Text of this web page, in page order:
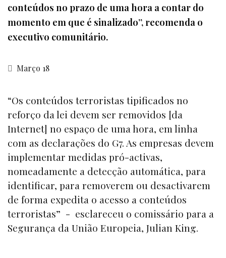
conteúdos no prazo de uma hora a contar do
momento em que é sinalizado”, recomenda o
executivo comunitário.
Março 18
“Os conteúdos terroristas tipificados no
reforço da lei devem ser removidos [da
Internet] no espaço de uma hora, em linha
com as declarações do G7. As empresas devem
implementar medidas pró-activas,
nomeadamente a detecção automática, para
identificar, para removerem ou desactivarem
de forma expedita o acesso a conteúdos
terroristas” - esclareceu o comissário para a
Segurança da União Europeia, Julian King.